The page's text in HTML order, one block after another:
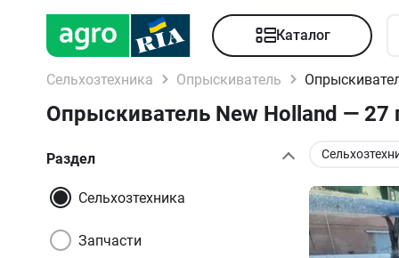
Каталог
Сельхозтехника Опрыскиватель
Опрыскиватель New Holland —
Раздел
Сельхозтехника
Запчасти